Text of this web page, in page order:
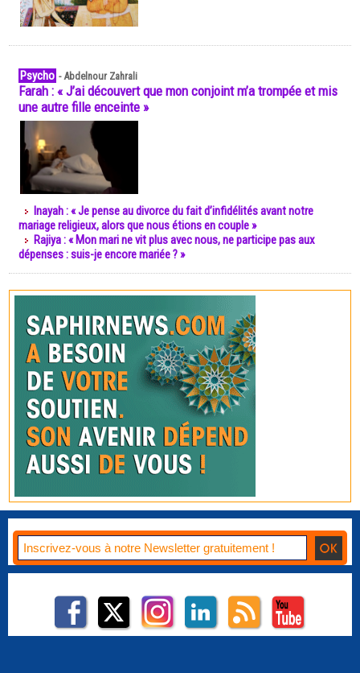
Psycho -Abdelnour Zahrali
Farah : « J’ai découvert que mon conjoint m’a trompée et mis
une autre fille enceinte »
Inayah : « Je pense au divorce du fait d’infidélités avant notre
mariage religieux, alors que nous étions en couple »
Rajiya : « Mon mari ne vit plus avec nous, ne participe pas aux
dépenses : suis-je encore mariée ? »